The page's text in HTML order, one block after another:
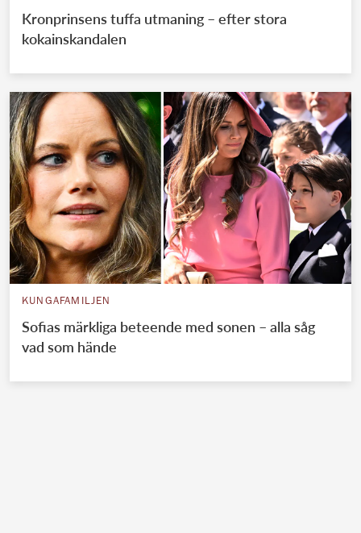
Kronprinsens tuffa utmaning – efter stora
kokainskandalen
KUNGAFAMILJEN
Sofias märkliga beteende med sonen – alla såg
vad som hände